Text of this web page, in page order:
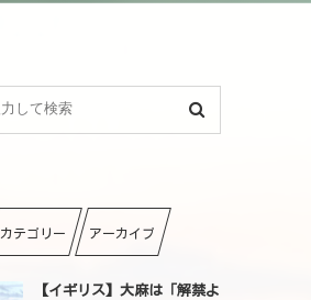
カテゴリー アーカイブ
【イギリス】大麻は「解禁よ